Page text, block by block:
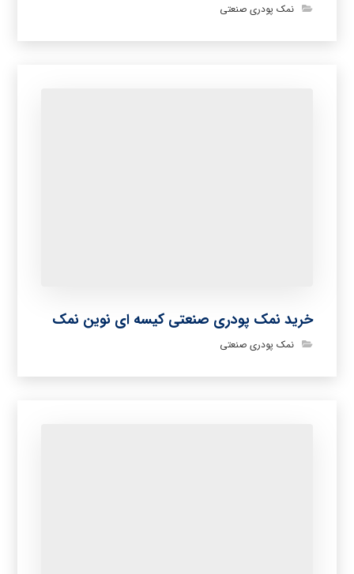
نمک پودری صنعتی
خرید نمک پودری صنعتی کیسه ای نوین نمک
نمک پودری صنعتی